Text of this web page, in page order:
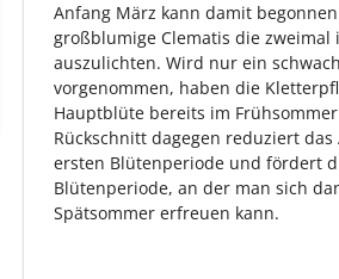
Anfang März kann damit
großblumige Clematis die zweimal
auszulichten. Wird nur ein
vorgenommen, haben die
Hauptblüte bereits im
Rückschnitt dagegen reduziert
ersten Blütenperiode und fördert
Blütenperiode, an der man sich
Spätsommer erfreuen kann.